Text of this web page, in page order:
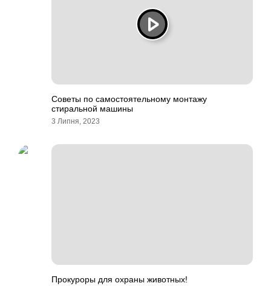
Советы по самостоятельному монтажу
стиральной машины
3 Липня, 2023
Прокуроры для охраны животных!